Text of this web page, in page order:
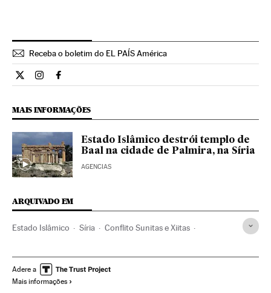
Receba o boletim do EL PAÍS América
Internacional El País Brasil en Twitter
Internacional El País Brasil en Instagram
Internacional El País Brasil en Facebook
MAIS INFORMAÇÕES
Estado Islâmico destrói templo de
Baal na cidade de Palmira, na Síria
AGENCIAS
ARQUIVADO EM
Estado Islâmico Síria Conflito Sunitas e Xiitas
Oriente médio Grupos terroristas
Organizações internacionais
Adere a
Mais informações